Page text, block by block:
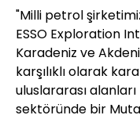
"Milli petrol
ESSO Exploration
Karadeniz ve
karşılıklı olarak
uluslararası
sektöründe bir